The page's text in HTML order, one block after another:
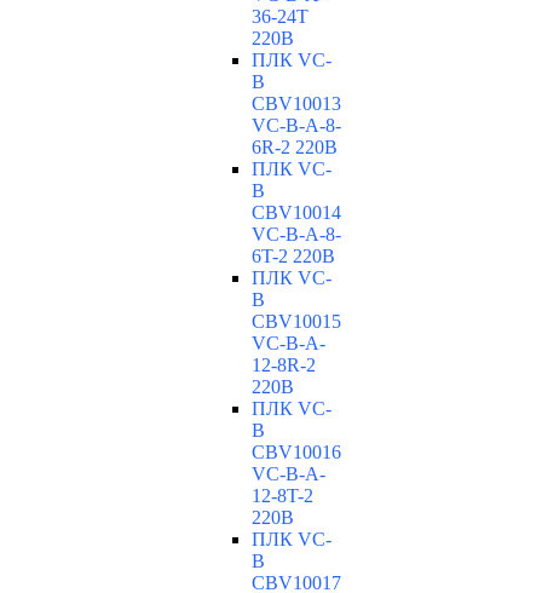
36-24T
220В
ПЛК VC-
B
CBV10013
VC-В-A-8-
6R-2 220В
ПЛК VC-
B
CBV10014
VC-В-A-8-
6T-2 220В
ПЛК VC-
B
CBV10015
VC-В-A-
12-8R-2
220В
ПЛК VC-
B
CBV10016
VC-В-A-
12-8T-2
220В
ПЛК VC-
B
CBV10017